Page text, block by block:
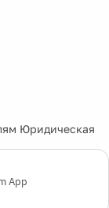
Юридическая
App